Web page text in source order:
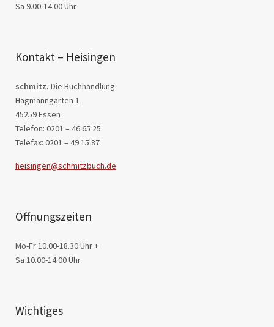
Sa 9.00-14.00 Uhr
Kontakt – Heisingen
schmitz. Die Buchhandlung
Hagmanngarten 1
45259 Essen
Telefon: 0201 – 46 65 25
Telefax: 0201 – 49 15 87
heisingen@schmitzbuch.de
Öffnungszeiten
Mo-Fr 10.00-18.30 Uhr +
Sa 10.00-14.00 Uhr
Wichtiges